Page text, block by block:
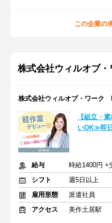
この企業の
株式会社ウィルオブ・
株式会社ウィルオブ・ワーク
【組立・
いOK≫即
給与
時給1400円 +
シフト
週5日以上
雇用形態
派遣社員
アクセス
美作土居駅